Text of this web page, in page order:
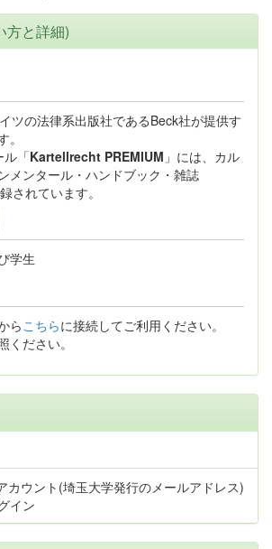
方と詳細)
ツの法律系出版社であるBeck社が提供す
ル「Kartellrecht PREMIUM 」には、カル
メンタール・ハンドブック・雑誌
されています。
学生
ら こちらに接続してご利用ください。
ください。
カウント(埼玉大学発行のメールアドレス)
イン